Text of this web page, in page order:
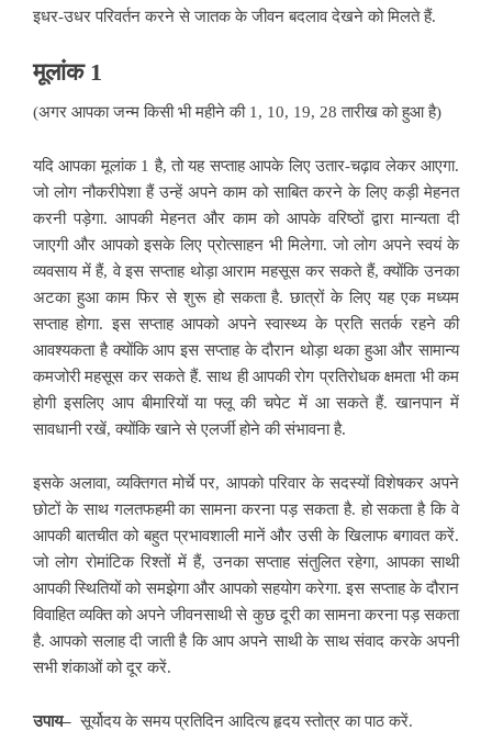
इधर-उधर परिवर्तन करने से जातक के जीवन बदलाव देखने को मिलते हैं.
मूलांक 1
(अगर आपका जन्म किसी भी महीने की 1, 10, 19, 28 तारीख को हुआ है)
यदि आपका मूलांक 1 है, तो यह सप्ताह आपके लिए उतार-चढ़ाव लेकर आएगा.
जो लोग नौकरीपेशा हैं उन्हें अपने काम को साबित करने के लिए कड़ी मेहनत
करनी पड़ेगा. आपकी मेहनत और काम को आपके वरिष्ठों द्वारा मान्यता दी
जाएगी और आपको इसके लिए प्रोत्साहन भी मिलेगा. जो लोग अपने स्वयं के
व्यवसाय में हैं, वे इस सप्ताह थोड़ा आराम महसूस कर सकते हैं, क्योंकि उनका
अटका हुआ काम फिर से शुरू हो सकता है. छात्रों के लिए यह एक मध्यम
सप्ताह होगा. इस सप्ताह आपको अपने स्वास्थ्य के प्रति सतर्क रहने की
आवश्यकता है क्योंकि आप इस सप्ताह के दौरान थोड़ा थका हुआ और सामान्य
कमजोरी महसूस कर सकते हैं. साथ ही आपकी रोग प्रतिरोधक क्षमता भी कम
होगी इसलिए आप बीमारियों या फ्लू की चपेट में आ सकते हैं. खानपान में
सावधानी रखें, क्योंकि खाने से एलर्जी होने की संभावना है.
इसके अलावा, व्यक्तिगत मोर्चे पर, आपको परिवार के सदस्यों विशेषकर अपने
छोटों के साथ गलतफहमी का सामना करना पड़ सकता है. हो सकता है कि वे
आपकी बातचीत को बहुत प्रभावशाली मानें और उसी के खिलाफ बगावत करें.
जो लोग रोमांटिक रिश्तों में हैं, उनका सप्ताह संतुलित रहेगा, आपका साथी
आपकी स्थितियों को समझेगा और आपको सहयोग करेगा. इस सप्ताह के दौरान
विवाहित व्यक्ति को अपने जीवनसाथी से कुछ दूरी का सामना करना पड़ सकता
है. आपको सलाह दी जाती है कि आप अपने साथी के साथ संवाद करके अपनी
सभी शंकाओं को दूर करें.
उपाय–सूर्योदय के समय प्रतिदिन आदित्य हृदय स्तोत्र का पाठ करें.